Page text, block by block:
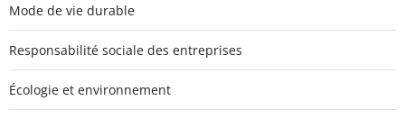
Mode de vie durable
Responsabilité sociale des entreprises
Écologie et environnement